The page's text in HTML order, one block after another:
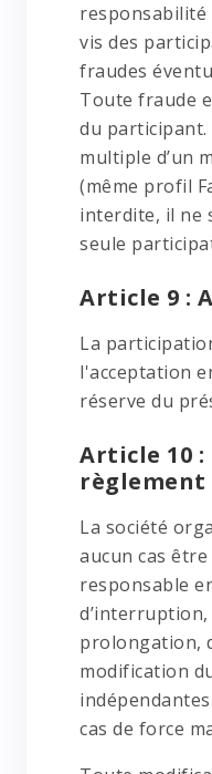
responsabilité
vis des
fraudes
Toute fraude
du
multiple d’un
(même profil
interdite, il ne
seule
Article 9 :
La
l'acceptation
réserve du
Article 10
règlement
La société
aucun cas
responsable
d’interruption,
prolongation,
modification
cas de force